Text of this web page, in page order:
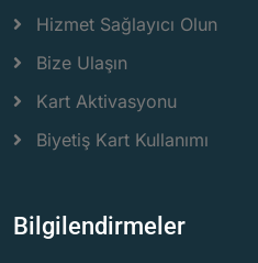
Hizmet Sağlayıcı Olun
Bize Ulaşın
Kart Aktivasyonu
Biyetiş Kart Kullanımı
Bilgilendirmeler